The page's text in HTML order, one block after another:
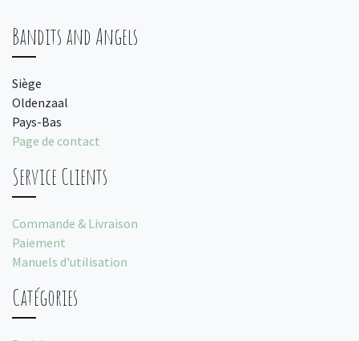
Bandits and Angels
Siège
Oldenzaal
Pays-Bas
Page de contact
Service Clients
Commande & Livraison
Paiement
Manuels d'utilisation
Catégories